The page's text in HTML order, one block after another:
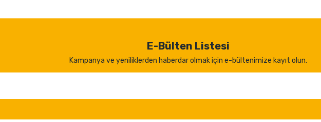
E-Bülten Listesi
Kampanya ve yeniliklerden haberdar olmak için e-bültenimize kayıt olun.